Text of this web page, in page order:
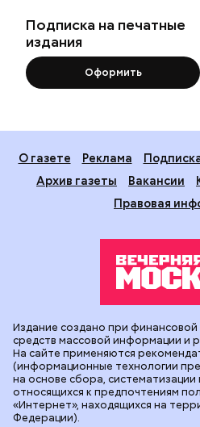
Новости
Оформить
О газете Реклама
Архив газеты
Вакансии
Правовая